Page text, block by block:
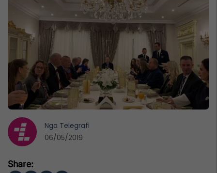
Nga Telegrafi
06/05/2019